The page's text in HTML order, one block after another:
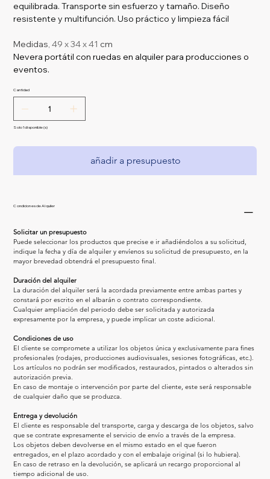
equilibrada. Transporte sin esfuerzo y tamaño. Diseño
resistente y multifunción. Uso práctico y limpieza fácil
Medidas, 49 x 34 x 41 cm
Nevera portátil con ruedas en alquiler para producciones o
eventos.
Cantidad
Solo 1 disponible(s)
añadir a presupuesto
Condiciones de Alquiler
Solicitar un presupuesto
Puede seleccionar los productos que precise e ir añadiéndolos a su solicitud,
indique la fecha y día de alquiler y envíenos su solicitud de presupuesto, en la
mayor brevedad obtendrá el presupuesto final.
Duración del alquiler
La duración del alquiler será la acordada previamente entre ambas partes y
constará por escrito en el albarán o contrato correspondiente.
Cualquier ampliación del periodo debe ser solicitada y autorizada
expresamente por la empresa, y puede implicar un coste adicional.
Condiciones de uso
El cliente se compromete a utilizar los objetos única y exclusivamente para fines
profesionales (rodajes, producciones audiovisuales, sesiones fotográficas, etc.).
Los artículos no podrán ser modificados, restaurados, pintados o alterados sin
autorización previa.
En caso de montaje o intervención por parte del cliente, este será responsable
de cualquier daño que se produzca.
Entrega y devolución
El cliente es responsable del transporte, carga y descarga de los objetos, salvo
que se contrate expresamente el servicio de envío a través de la empresa.
Los objetos deben devolverse en el mismo estado en el que fueron
entregados, en el plazo acordado y con el embalaje original (si lo hubiera).
En caso de retraso en la devolución, se aplicará un recargo proporcional al
tiempo adicional de uso.